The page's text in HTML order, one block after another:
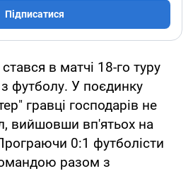
Підписатися
в матчі 18-го туру
з футболу. У поєдинку
гравці господарів не
вийшовши вп'ятьох на
0:1 футболісти
разом з